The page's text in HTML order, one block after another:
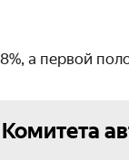
а первой